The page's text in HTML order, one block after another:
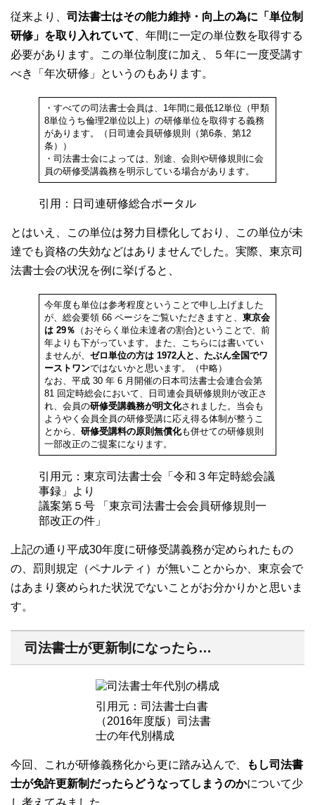
従来より、 司法書士はその能力維持・向上の為に「単位制
研修」を取り入れていて 、年間に一定の単位数を取得する
必要があります。この単位制度に加え、５年に一度受講す
べき「年次研修」というのもあります。
・すべての司法書士会員は、1年間に最低12単位（甲類
8単位うち倫理2単位以上）の研修単位を取得する義務
があります。（日司連会員研修規則（第6条、第12
条））
・司法書士会によっては、別途、会則や研修規則に会
員の研修受講義務を明示している場合があります。
引用：日司連研修総合ポータル
とはいえ、この単位は努力目標化しており、この単位が未
達でも資格の失効などはありませんでした。実際、東京司
法書士会の状況を例に挙げると、
今年度も単位は参考程度ということで申し上げました
が、総会要領 66 ページをご覧いただきますと、 東京会
は 29％ （おそらく単位未達者の割合)ということで、前
年よりも下がっています。また、こちらには書いてい
ませんが、 ゼロ単位の方は 1972人と、たぶん全国でワ
ーストワンではないかと思います。（中略）
なお、平成 30 年 6 月開催の日本司法書士会連合会第
81 回定時総会において、日司連会員研修規則が改正さ
れ、会員の研修受講義務が明文化されました。当会も
ようやく会員全員の研修受講に応え得る体制が整うこ
とから、 研修受講料の原則無償化も併せての研修規則
一部改正のご提案になります。
引用元：東京司法書士会「令和３年定時総会議
事録」より
議案第５号 「東京司法書士会会員研修規則一
部改正の件」
上記の通り平成30年度に研修受講義務が定められたもの
の、罰則規定（ペナルティ）が無いことからか、東京会で
はあまり褒められた状況でないことがお分かりかと思いま
す。
司法書士が更新制になったら…
引用元：司法書士白書
（2016年度版）司法書
士の年代別構成
今回、これが研修義務化から更に踏み込んで、
もし司法書
士が免許更新制だったらどうなってしまうのかについて少
し考えてみました。